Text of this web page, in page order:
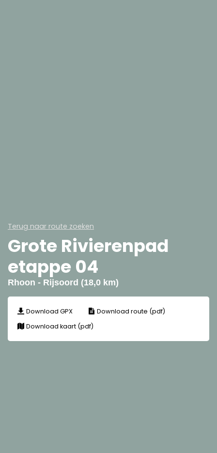
Terug naar route zoeken
Grote Rivierenpad
etappe 04
Rhoon - Rijsoord (18,0 km)
Download GPX
Download route (pdf)
Download kaart (pdf)